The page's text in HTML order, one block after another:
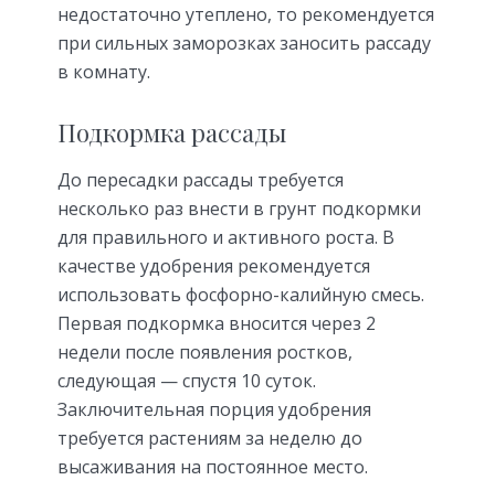
недостаточно утеплено, то рекомендуется
при сильных заморозках заносить рассаду
в комнату.
Подкормка рассады
До пересадки рассады требуется
несколько раз внести в грунт подкормки
для правильного и активного роста. В
качестве удобрения рекомендуется
использовать фосфорно-калийную смесь.
Первая подкормка вносится через 2
недели после появления ростков,
следующая — спустя 10 суток.
Заключительная порция удобрения
требуется растениям за неделю до
высаживания на постоянное место.